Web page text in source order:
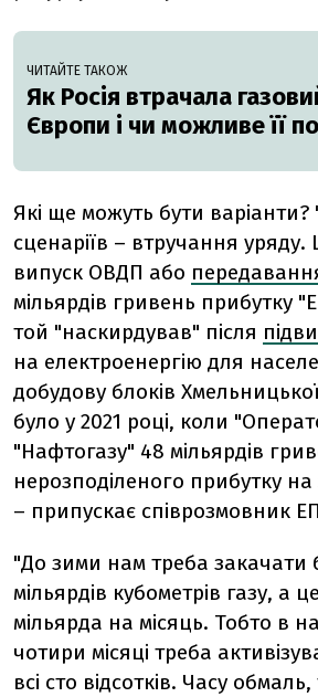
ЧИТАЙТЕ ТАКОЖ
Як Росія втрачала
Європи і чи можливе її
Які ще можуть бути варіанти?
сценаріїв – втручання
випуск ОВДП або
мільярдів гривень прибутку
той "наскирдував" після
на електроенергію для
добудову блоків
було у 2021 році, коли
"Нафтогазу" 48 мільярдів
нерозподіленого прибутку на
– припускає співрозмовник
"До зими нам треба закачати
мільярдів кубометрів газу, а
мільярда на місяць. Тобто в
чотири місяці треба
всі сто відсотків. Часу